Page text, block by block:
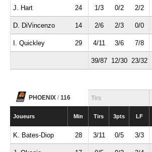
J. Hart 24 1/3 0/2 2/2
D. DiVincenzo 14 2/6 2/3 0/0
I. Quickley 29 4/11 3/6 7/8
39/87 12/30 23/32
PHOENIX / 116 Tirs
Joueurs Min Tirs 3pts LF
K. Bates-Diop 28 3/11 0/5 3/3